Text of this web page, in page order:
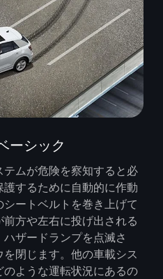
ーシック
ムが危険を察知すると必
するために自動的に作動
ートベルトを巻き上げて
方や左右に投げ出される
ザードランプを点滅さ
閉じます。他の車載シス
ような運転状況にあるの